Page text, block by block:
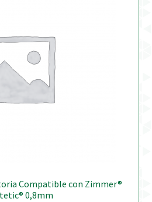
Compatible con Zimmer®
0,8mm